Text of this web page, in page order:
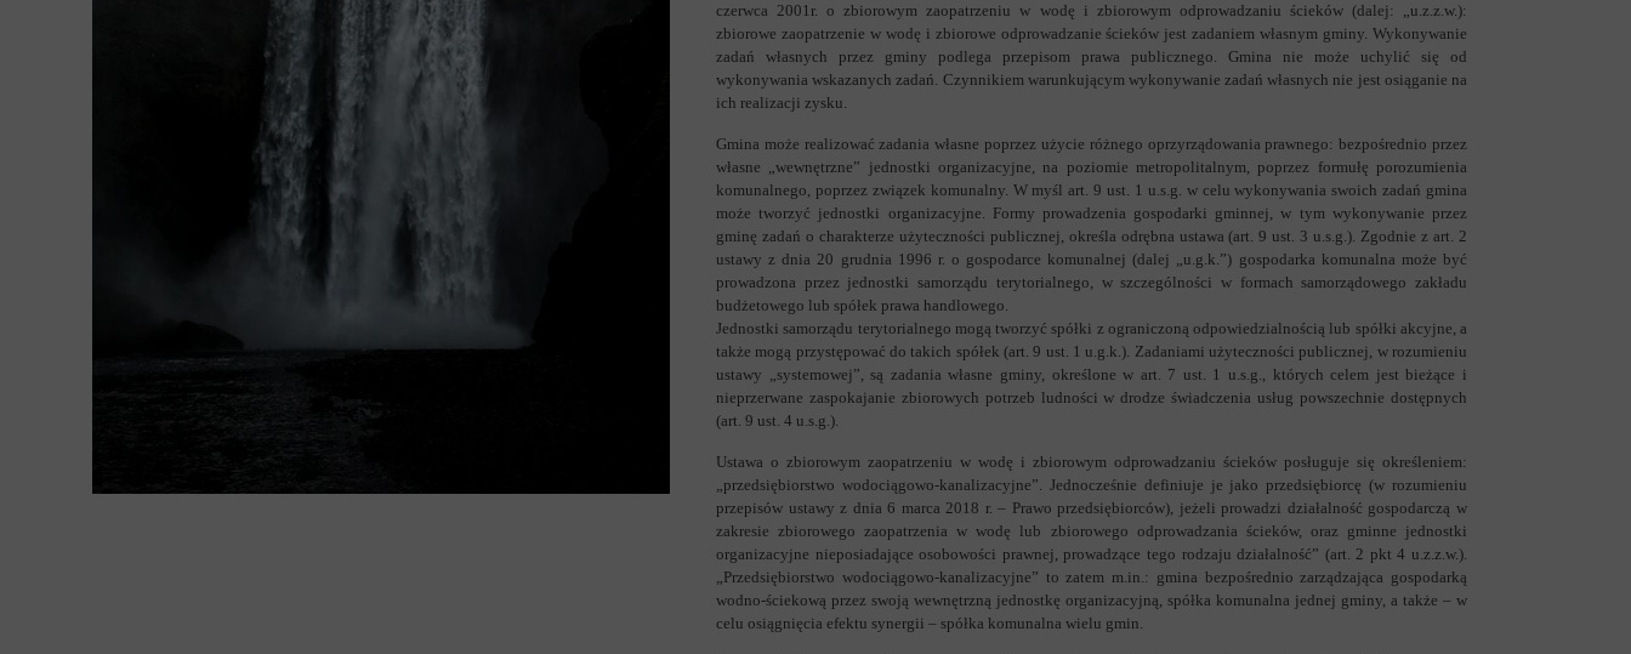
czerwca 2001r. o zbiorowym zaopatrzeniu w wodę i zbiorowym odprowadzaniu ścieków (dalej: „u.z.z.w.):
zbiorowe zaopatrzenie w wodę i zbiorowe odprowadzanie ścieków jest zadaniem własnym gminy. Wykonywanie
zadań własnych przez gminy podlega przepisom prawa publicznego. Gmina nie może uchylić się od
wykonywania wskazanych zadań. Czynnikiem warunkującym wykonywanie zadań własnych nie jest osiąganie na
ich realizacji zysku.
Gmina może realizować zadania własne poprzez użycie różnego oprzyrządowania prawnego: bezpośrednio przez
własne „wewnętrzne” jednostki organizacyjne, na poziomie metropolitalnym, poprzez formułę porozumienia
komunalnego, poprzez związek komunalny. W myśl art. 9 ust. 1 u.s.g. w celu wykonywania swoich zadań gmina
może tworzyć jednostki organizacyjne. Formy prowadzenia gospodarki gminnej, w tym wykonywanie przez
gminę zadań o charakterze użyteczności publicznej, określa odrębna ustawa (art. 9 ust. 3 u.s.g.). Zgodnie z art. 2
ustawy z dnia 20 grudnia 1996 r. o gospodarce komunalnej (dalej „u.g.k.”) gospodarka komunalna może być
prowadzona przez jednostki samorządu terytorialnego, w szczególności w formach samorządowego zakładu
budżetowego lub spółek prawa handlowego.
Jednostki samorządu terytorialnego mogą tworzyć spółki z ograniczoną odpowiedzialnością lub spółki akcyjne, a
także mogą przystępować do takich spółek (art. 9 ust. 1 u.g.k.). Zadaniami użyteczności publicznej, w rozumieniu
ustawy „systemowej”, są zadania własne gminy, określone w art. 7 ust. 1 u.s.g., których celem jest bieżące i
nieprzerwane zaspokajanie zbiorowych potrzeb ludności w drodze świadczenia usług powszechnie dostępnych
(art. 9 ust. 4 u.s.g.).
Ustawa o zbiorowym zaopatrzeniu w wodę i zbiorowym odprowadzaniu ścieków posługuje się określeniem:
„przedsiębiorstwo wodociągowo-kanalizacyjne”. Jednocześnie definiuje je jako przedsiębiorcę (w rozumieniu
przepisów ustawy z dnia 6 marca 2018 r. – Prawo przedsiębiorców), jeżeli prowadzi działalność gospodarczą w
zakresie zbiorowego zaopatrzenia w wodę lub zbiorowego odprowadzania ścieków, oraz gminne jednostki
organizacyjne nieposiadające osobowości prawnej, prowadzące tego rodzaju działalność” (art. 2 pkt 4 u.z.z.w.).
„Przedsiębiorstwo wodociągowo-kanalizacyjne” to zatem m.in.: gmina bezpośrednio zarządzająca gospodarką
wodno-ściekową przez swoją wewnętrzną jednostkę organizacyjną, spółka komunalna jednej gminy, a także – w
celu osiągnięcia efektu synergii – spółka komunalna wielu gmin.